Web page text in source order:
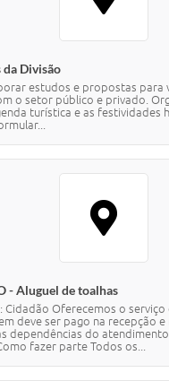
Divisão
estudos e propostas para
o setor público e privado.
turística e as festividades
- Aluguel de toalhas
Cidadão Oferecemos o serviço
deve ser pago na recepção
dependências do
fazer parte Todos os...